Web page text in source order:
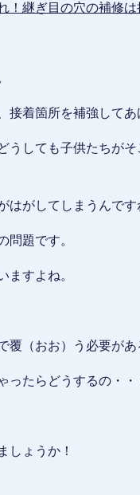
！継ぎ目の穴の補修は
着箇所を補強してあ
うしても子供たちが
がしてしまうんです
問題です。
ますよね。
（おお）う必要があ
ったらどうするの・・
しょうか！